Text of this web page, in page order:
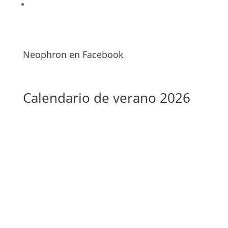
Neophron en Facebook
Calendario de verano 2026